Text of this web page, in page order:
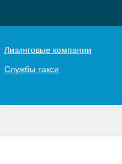
Лизинговые компании
Службы такси